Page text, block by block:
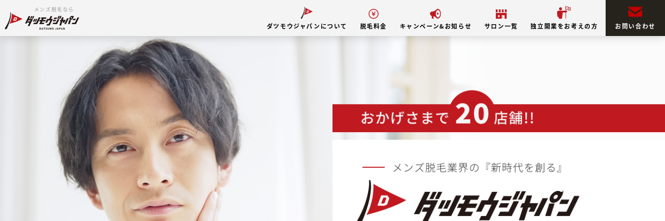
メンズ脱毛なら
ダツモウジャパンについて 脱毛料金 キャンペーン&お知らせ サロン一覧 独立開業をお考えの方 お問い合わせ